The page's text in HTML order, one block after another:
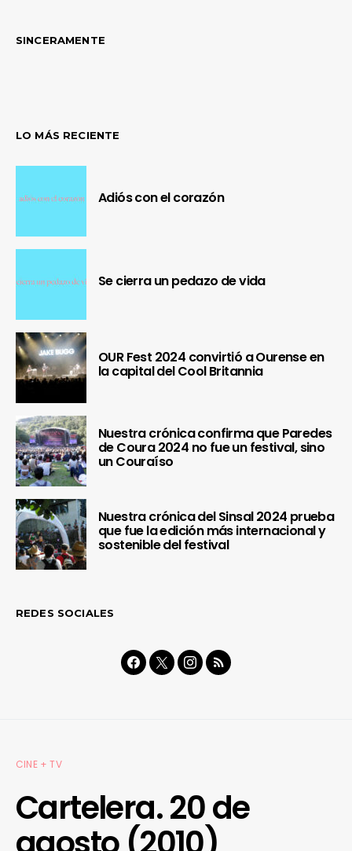
SINCERAMENTE
LO MÁS RECIENTE
Adiós con el corazón
Se cierra un pedazo de vida
OUR Fest 2024 convirtió a Ourense en
la capital del Cool Britannia
Nuestra crónica confirma que Paredes
de Coura 2024 no fue un festival, sino
un Couraíso
Nuestra crónica del Sinsal 2024 prueba
que fue la edición más internacional y
sostenible del festival
REDES SOCIALES
CINE + TV
Cartelera. 20 de